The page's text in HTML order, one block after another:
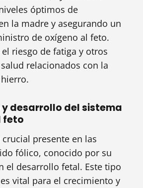
óptimos de
la madre y asegurando un
de oxígeno al feto.
riesgo de fatiga y otros
relacionados con la
desarrollo del sistema
feto
presente en las
fólico, conocido por su
el desarrollo fetal. Este tipo
vital para el crecimiento y